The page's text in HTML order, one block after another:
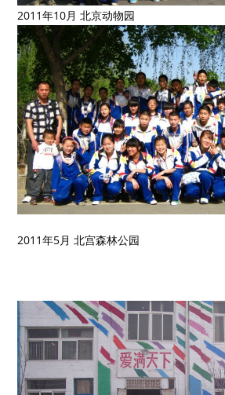
2011年10月 北京动物园
2011年5月 北宫森林公园